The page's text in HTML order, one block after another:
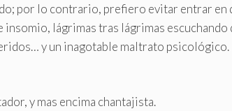
por lo contrario, prefiero evitar entrar en
lágrimas tras lágrimas escuchando
y un inagotable maltrato psicológico.
y mas encima chantajista.